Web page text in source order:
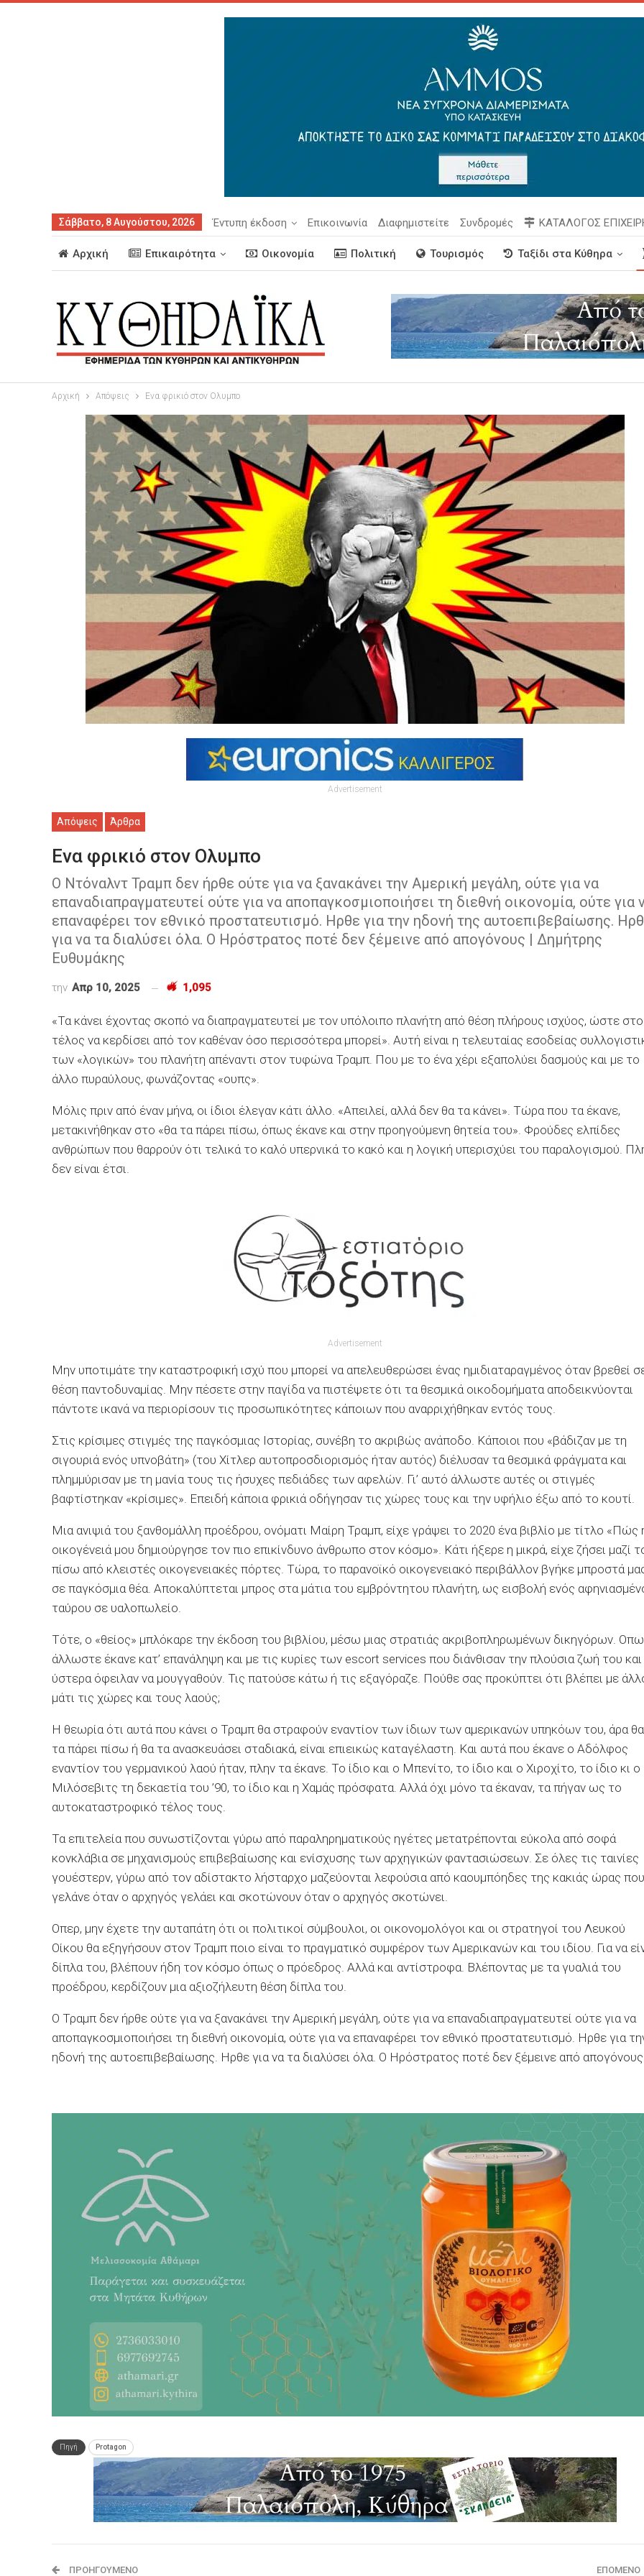
Σάββατο, 8 Αυγούστου, 2026 Έντυπη έκδοση Επικοινωνία Διαφημιστείτε Συνδρομές ΚΑΤΑΛΟΓΟΣ
Αρχική Επικαιρότητα Οικονομία Πολιτική Τουρισμός Ταξίδι στα Κύθηρα
Αρχική Απόψεις Ενα φρικιό στον Ολυμπο
Advertisement
Απόψεις Άρθρα
Ενα φρικιό στον Ολυμπο
Ο Ντόναλντ Τραμπ δεν ήρθε ούτε για να ξανακάνει την Αμερική μεγάλη, ούτε για να
επαναδιαπραγματευτεί ούτε για να αποπαγκοσμιοποιήσει τη διεθνή οικονομία, ούτε για
επαναφέρει τον εθνικό προστατευτισμό. Ηρθε για την ηδονή της αυτοεπιβεβαίωσης.
για να τα διαλύσει όλα. Ο Ηρόστρατος ποτέ δεν ξέμεινε από απογόνους | Δημήτρης
Ευθυμάκης
την Απρ 10, 2025 1,095
«Τα κάνει έχοντας σκοπό να διαπραγματευτεί με τον υπόλοιπο πλανήτη από θέση πλήρους ισχύος, ώστε στο
τέλος να κερδίσει από τον καθέναν όσο περισσότερα μπορεί». Αυτή είναι η τελευταίας εσοδείας
των «λογικών» του πλανήτη απέναντι στον τυφώνα Τραμπ. Που με το ένα χέρι εξαπολύει δασμούς και με το
άλλο πυραύλους, φωνάζοντας «ουπς».
Μόλις πριν από έναν μήνα, οι ίδιοι έλεγαν κάτι άλλο. «Απειλεί, αλλά δεν θα τα κάνει». Τώρα που τα έκανε,
μετακινήθηκαν στο «θα τα πάρει πίσω, όπως έκανε και στην προηγούμενη θητεία του». Φρούδες ελπίδες
ανθρώπων που θαρρούν ότι τελικά το καλό υπερνικά το κακό και η λογική υπερισχύει του παραλογισμού.
δεν είναι έτσι.
Advertisement
Μην υποτιμάτε την καταστροφική ισχύ που μπορεί να απελευθερώσει ένας ημιδιαταραγμένος όταν βρεθεί
θέση παντοδυναμίας. Μην πέσετε στην παγίδα να πιστέψετε ότι τα θεσμικά οικοδομήματα αποδεικνύονται
πάντοτε ικανά να περιορίσουν τις προσωπικότητες κάποιων που αναρριχήθηκαν εντός τους.
Στις κρίσιμες στιγμές της παγκόσμιας Ιστορίας, συνέβη το ακριβώς ανάποδο. Κάποιοι που «βάδιζαν με τη
σιγουριά ενός υπνοβάτη» (του Χίτλερ αυτοπροσδιορισμός ήταν αυτός) διέλυσαν τα θεσμικά φράγματα και
πλημμύρισαν με τη μανία τους τις ήσυχες πεδιάδες των αφελών. Γι’ αυτό άλλωστε αυτές οι στιγμές
βαφτίστηκαν «κρίσιμες». Επειδή κάποια φρικιά οδήγησαν τις χώρες τους και την υφήλιο έξω από το κουτί.
Μια ανιψιά του ξανθομάλλη προέδρου, ονόματι Μαίρη Τραμπ, είχε γράψει το 2020 ένα βιβλίο με τίτλο «Πώς
οικογένειά μου δημιούργησε τον πιο επικίνδυνο άνθρωπο στον κόσμο». Κάτι ήξερε η μικρά, είχε ζήσει μαζί
πίσω από κλειστές οικογενειακές πόρτες. Τώρα, το παρανοϊκό οικογενειακό περιβάλλον βγήκε μπροστά
σε παγκόσμια θέα. Αποκαλύπτεται μπρος στα μάτια του εμβρόντητου πλανήτη, ως εισβολή ενός
ταύρου σε υαλοπωλείο.
Τότε, ο «θείος» μπλόκαρε την έκδοση του βιβλίου, μέσω μιας στρατιάς ακριβοπληρωμένων δικηγόρων.
άλλωστε έκανε κατ’ επανάληψη και με τις κυρίες των escort services που διάνθισαν την πλούσια ζωή του και
ύστερα όφειλαν να μουγγαθούν. Τις πατούσε κάτω ή τις εξαγόραζε. Πούθε σας προκύπτει ότι βλέπει με
μάτι τις χώρες και τους λαούς;
Η θεωρία ότι αυτά που κάνει ο Τραμπ θα στραφούν εναντίον των ίδιων των αμερικανών υπηκόων του, άρα θα
τα πάρει πίσω ή θα τα ανασκευάσει σταδιακά, είναι επιεικώς καταγέλαστη. Και αυτά που έκανε ο Αδόλφος
εναντίον του γερμανικού λαού ήταν, πλην τα έκανε. Το ίδιο και ο Μπενίτο, το ίδιο και ο Χιροχίτο, το ίδιο κι ο
Μιλόσεβιτς τη δεκαετία του ’90, το ίδιο και η Χαμάς πρόσφατα. Αλλά όχι μόνο τα έκαναν, τα πήγαν ως το
αυτοκαταστροφικό τέλος τους.
Τα επιτελεία που συνωστίζονται γύρω από παραληρηματικούς ηγέτες μετατρέπονται εύκολα από σοφά
κονκλάβια σε μηχανισμούς επιβεβαίωσης και ενίσχυσης των αρχηγικών φαντασιώσεων. Σε όλες τις ταινίες
γουέστερν, γύρω από τον αδίστακτο λήσταρχο μαζεύονται λεφούσια από καουμπόηδες της κακιάς ώρας που
γελάνε όταν ο αρχηγός γελάει και σκοτώνουν όταν ο αρχηγός σκοτώνει.
Οπερ, μην έχετε την αυταπάτη ότι οι πολιτικοί σύμβουλοι, οι οικονομολόγοι και οι στρατηγοί του Λευκού
Οίκου θα εξηγήσουν στον Τραμπ ποιο είναι το πραγματικό συμφέρον των Αμερικανών και του ιδίου. Για να
δίπλα του, βλέπουν ήδη τον κόσμο όπως ο πρόεδρος. Αλλά και αντίστροφα. Βλέποντας με τα γυαλιά του
προέδρου, κερδίζουν μια αξιοζήλευτη θέση δίπλα του.
Ο Τραμπ δεν ήρθε ούτε για να ξανακάνει την Αμερική μεγάλη, ούτε για να επαναδιαπραγματευτεί ούτε για να
αποπαγκοσμιοποιήσει τη διεθνή οικονομία, ούτε για να επαναφέρει τον εθνικό προστατευτισμό. Ηρθε για
ηδονή της αυτοεπιβεβαίωσης. Ηρθε για να τα διαλύσει όλα. Ο Ηρόστρατος ποτέ δεν ξέμεινε από
Πηγή Protagon
ΠΡΟΗΓΟΎΜΕΝΟ ΕΠΌΜΕΝΟ